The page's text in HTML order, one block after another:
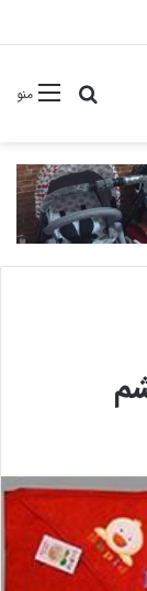
منوجستجو